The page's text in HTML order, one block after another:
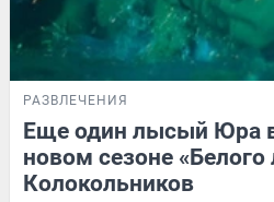
РАЗВЛЕЧЕНИЯ
Еще один лысый Юра
новом сезоне «Белого
Колокольников